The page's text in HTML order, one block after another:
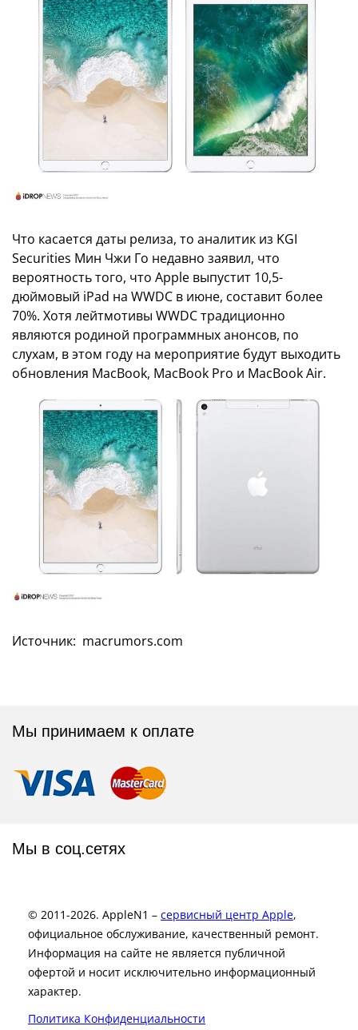
Что касается даты релиза, то аналитик из KGI
Securities Мин Чжи Го недавно заявил, что
вероятность того, что Apple выпустит 10,5-
дюймовый iPad на WWDC в июне, составит более
70%. Хотя лейтмотивы WWDC традиционно
являются родиной программных анонсов, по
слухам, в этом году на мероприятие будут выходить
обновления MacBook, MacBook Pro и MacBook Air.
Источник: macrumors.com
Мы принимаем к оплате
Мы в соц.сетях
© 2011-2026. AppleN1 – сервисный центр Apple,
официальное обслуживание, качественный ремонт.
Информация на сайте не является публичной
офертой и носит исключительно информационный
характер.
Политика Конфиденциальности